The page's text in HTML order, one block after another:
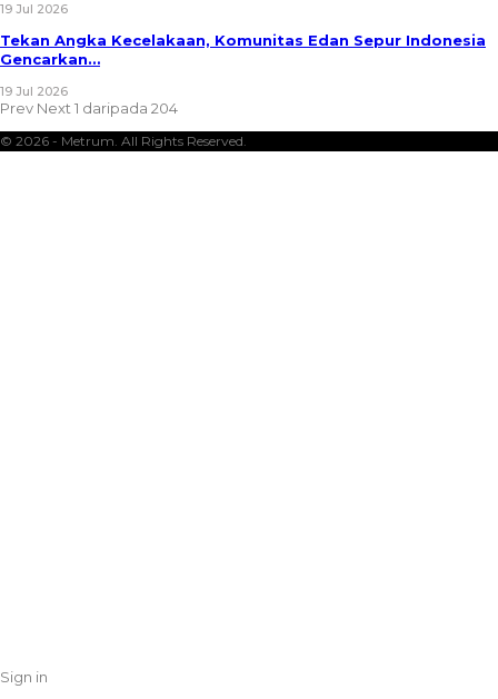
19 Jul 2026
Tekan Angka Kecelakaan, Komunitas Edan Sepur Indonesia
Gencarkan…
19 Jul 2026
Prev Next1 daripada 204
© 2026 - Metrum. All Rights Reserved.
Sign in